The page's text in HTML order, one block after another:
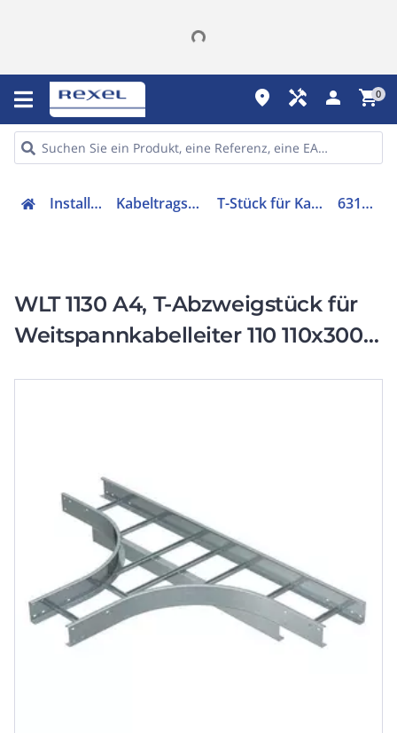
place handyman person shopping_cart0
Installation Kabeltragsysteme T-Stück für Kabelleiter 6312817
WLT 1130 A4, T-Abzweigstück für
Weitspannkabelleiter 110 110x300